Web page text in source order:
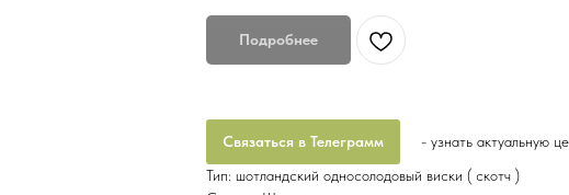
Подробнее
Связаться в Телеграмм
- узнать актуальную
Тип: шотландский односолодовый виски ( скотч )